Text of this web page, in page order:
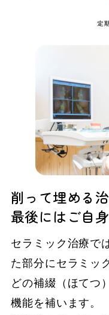
削って埋める
最後にはご自
セラミック治療で
た部分にセラミッ
どの補綴（ほてつ
機能を補います。